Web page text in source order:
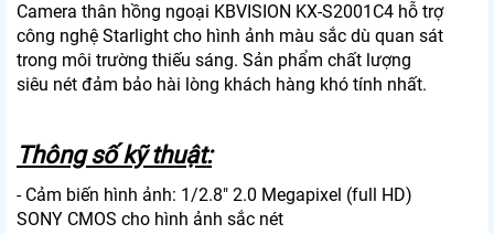
Camera thân hồng ngoại KBVISION KX-S2001C4 hỗ trợ
công nghệ Starlight cho hình ảnh màu sắc dù quan sát
trong môi trường thiếu sáng. Sản phẩm chất lượng
siêu nét đảm bảo hài lòng khách hàng khó tính nhất.
Thông số kỹ thuật:
- Cảm biến hình ảnh: 1/2.8" 2.0 Megapixel (full HD)
SONY CMOS cho hình ảnh sắc nét